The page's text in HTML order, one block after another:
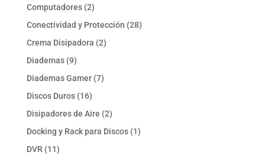
Computadores 22
productos
Conectividad y Protección 2828
Crema Disipadora 22
Diademas 99
productos
Diademas Gamer 77
Discos Duros 1616
productos
Disipadores de Aire 22
productos
Docking y Rack para Discos 11
DVR 1111